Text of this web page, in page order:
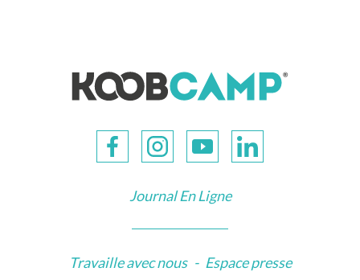
Journal En Ligne
Travaille avec nous - Espace presse